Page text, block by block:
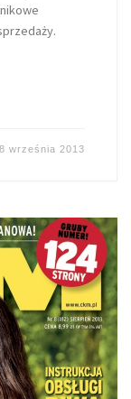
września 2013